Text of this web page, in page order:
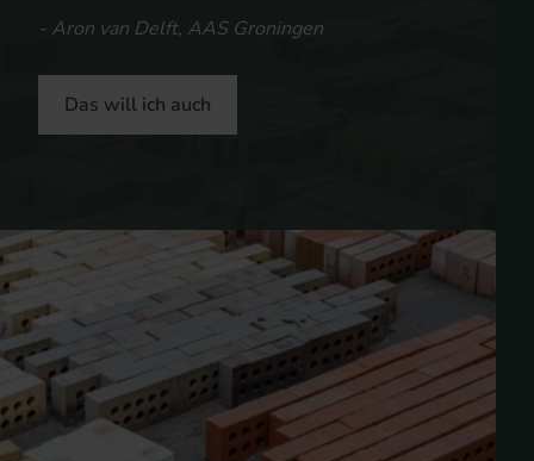
- Aron van Delft, AAS Groningen
Das will ich auch